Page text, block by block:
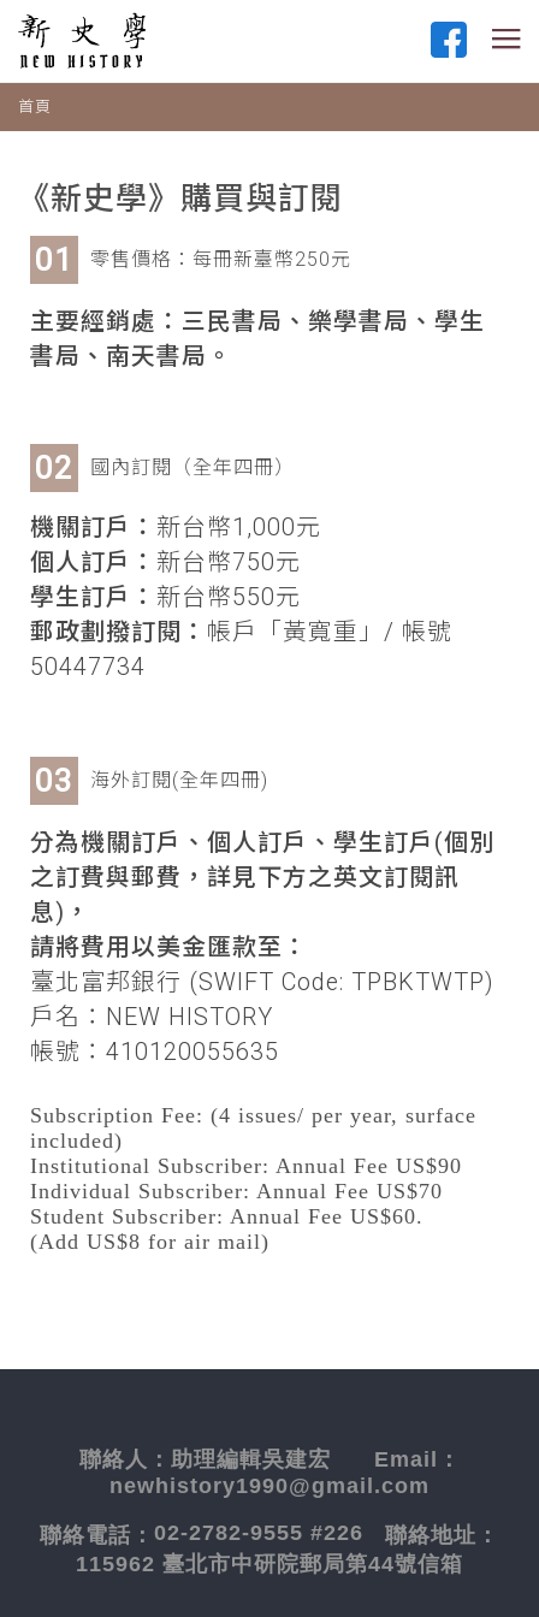
首頁
《新史學》購買與訂閱
零售價格：每冊新臺幣250元
主要經銷處：三民書局、樂學書局、學生
書局、南天書局。
國內訂閱（全年四冊）
機關訂戶： 新台幣1,000元
個人訂戶： 新台幣750元
學生訂戶： 新台幣550元
郵政劃撥訂閱： 帳戶「黃寬重」/ 帳號
50447734
海外訂閱(全年四冊)
分為機關訂戶、個人訂戶、學生訂戶(個別
之訂費與郵費，詳見下方之英文訂閱訊
息)，
請將費用以美金匯款至：
臺北富邦銀行 (SWIFT Code: TPBKTWTP)
戶名：NEW HISTORY
帳號：410120055635
Subscription Fee: (4 issues/ per year, surface
included)
Institutional Subscriber: Annual Fee US$90
Individual Subscriber: Annual Fee US$70
Student Subscriber: Annual Fee US$60.
(Add US$8 for air mail)
聯絡人： 助理編輯吳建宏 Email：
newhistory1990@gmail.com
聯絡電話： 02-2782-9555 #226 聯絡地址：
115962 臺北市中研院郵局第44號信箱